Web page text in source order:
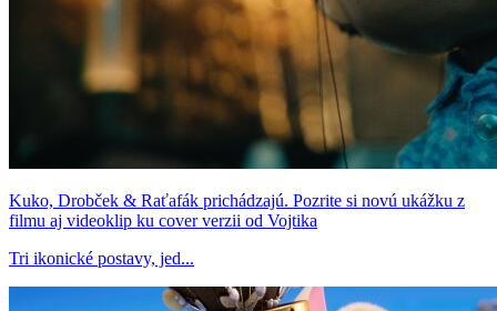
Kuko, Drobček & Raťafák prichádzajú. Pozrite si novú ukážku z
filmu aj videoklip ku cover verzii od Vojtika
Tri ikonické postavy, jed...